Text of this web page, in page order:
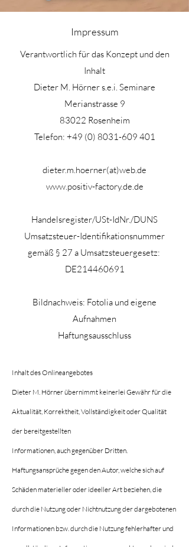
Impressum
Verantwortlich für das Konzept und den
Inhalt
Dieter M. Hörner s.e.i. Seminare
Merianstrasse 9
83022 Rosenheim
Telefon: +49 (0) 8031-609 401
dieter.m.hoerner(at)web.de
www.positiv-factory.de.de
Handelsregister/USt-IdNr./DUNS
Umsatzsteuer-Identifikationsnummer
gemäß § 27 a Umsatzsteuergesetz:
DE214460691
Bildnachweis: Fotolia und eigene
Aufnahmen
Haftungsausschluss
Inhalt des Onlineangebotes
Dieter M. Hörner übernimmt keinerlei Gewähr für die
Aktualität, Korrektheit, Vollständigkeit oder Qualität
der bereitgestellten
Informationen, auch gegenüber Dritten.
Haftungsansprüche gegen den Autor, welche sich auf
Schäden materieller oder ideeller Art beziehen, die
durch die Nutzung oder Nichtnutzung der dargebotenen
Informationen bzw. durch die Nutzung fehlerhafter und